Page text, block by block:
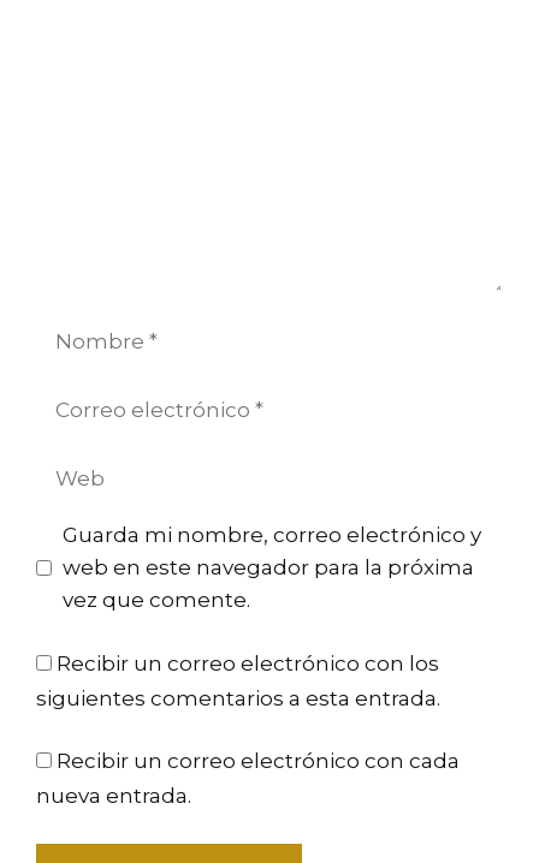
Nombre
Correo
Web
Guarda mi nombre, correo electrónico y
web en este navegador para la próxima
vez que comente.
Recibir un correo electrónico con los
siguientes comentarios a esta entrada.
Recibir un correo electrónico con cada
nueva entrada.